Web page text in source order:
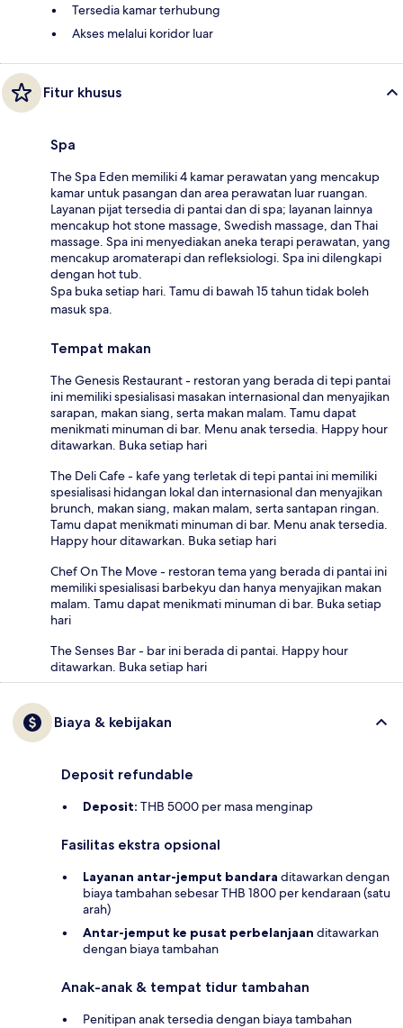
Tersedia kamar terhubung
Akses melalui koridor luar
Fitur khusus
Spa
The Spa Eden memiliki 4 kamar perawatan yang mencakup
kamar untuk pasangan dan area perawatan luar ruangan.
Layanan pijat tersedia di pantai dan di spa; layanan lainnya
mencakup hot stone massage, Swedish massage, dan Thai
massage. Spa ini menyediakan aneka terapi perawatan, yang
mencakup aromaterapi dan refleksiologi. Spa ini dilengkapi
dengan hot tub.
Spa buka setiap hari. Tamu di bawah 15 tahun tidak boleh
masuk spa.
Tempat makan
The Genesis Restaurant - restoran yang berada di tepi pantai
ini memiliki spesialisasi masakan internasional dan menyajikan
sarapan, makan siang, serta makan malam. Tamu dapat
menikmati minuman di bar. Menu anak tersedia. Happy hour
ditawarkan. Buka setiap hari
The Deli Cafe - kafe yang terletak di tepi pantai ini memiliki
spesialisasi hidangan lokal dan internasional dan menyajikan
brunch, makan siang, makan malam, serta santapan ringan.
Tamu dapat menikmati minuman di bar. Menu anak tersedia.
Happy hour ditawarkan. Buka setiap hari
Chef On The Move - restoran tema yang berada di pantai ini
memiliki spesialisasi barbekyu dan hanya menyajikan makan
malam. Tamu dapat menikmati minuman di bar. Buka setiap
hari
The Senses Bar - bar ini berada di pantai. Happy hour
ditawarkan. Buka setiap hari
Biaya & kebijakan
Deposit refundable
Deposit: THB 5000 per masa menginap
Fasilitas ekstra opsional
Layanan antar-jemput bandara ditawarkan dengan
biaya tambahan sebesar THB 1800 per kendaraan (satu
arah)
Antar-jemput ke pusat perbelanjaan ditawarkan
dengan biaya tambahan
Anak-anak & tempat tidur tambahan
Penitipan anak tersedia dengan biaya tambahan